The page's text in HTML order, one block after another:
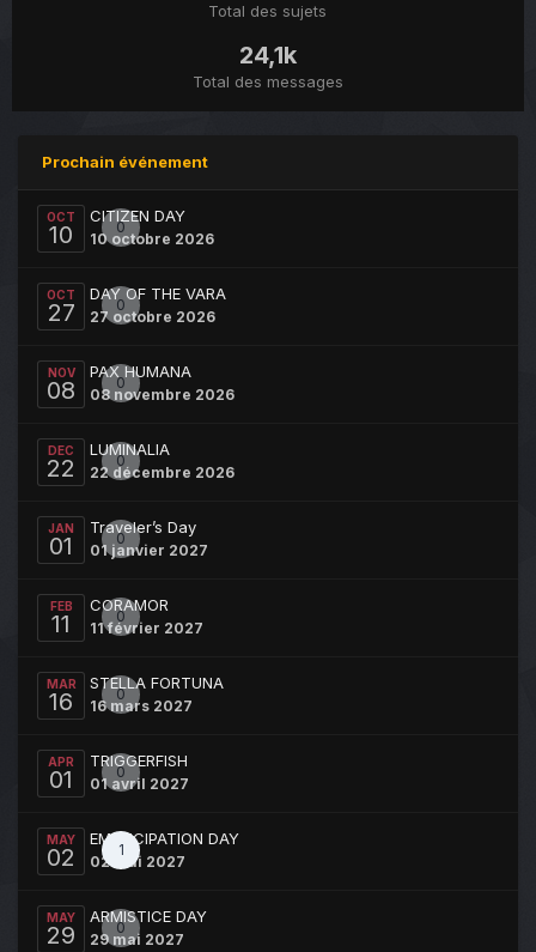
Total des sujets
24,1k
Total des messages
Prochain événement
OCT
10 0
CITIZEN DAY
10 octobre 2026
OCT
27 0
DAY OF THE VARA
27 octobre 2026
NOV
08 0
PAX HUMANA
08 novembre 2026
DEC
22 0
LUMINALIA
22 décembre 2026
JAN
01 0
Traveler’s Day
01 janvier 2027
FEB
11 0
CORAMOR
11 février 2027
MAR
16 0
STELLA FORTUNA
16 mars 2027
APR
01 0
TRIGGERFISH
01 avril 2027
MAY
02 1
EMANCIPATION DAY
02 mai 2027
MAY
29 0
ARMISTICE DAY
29 mai 2027